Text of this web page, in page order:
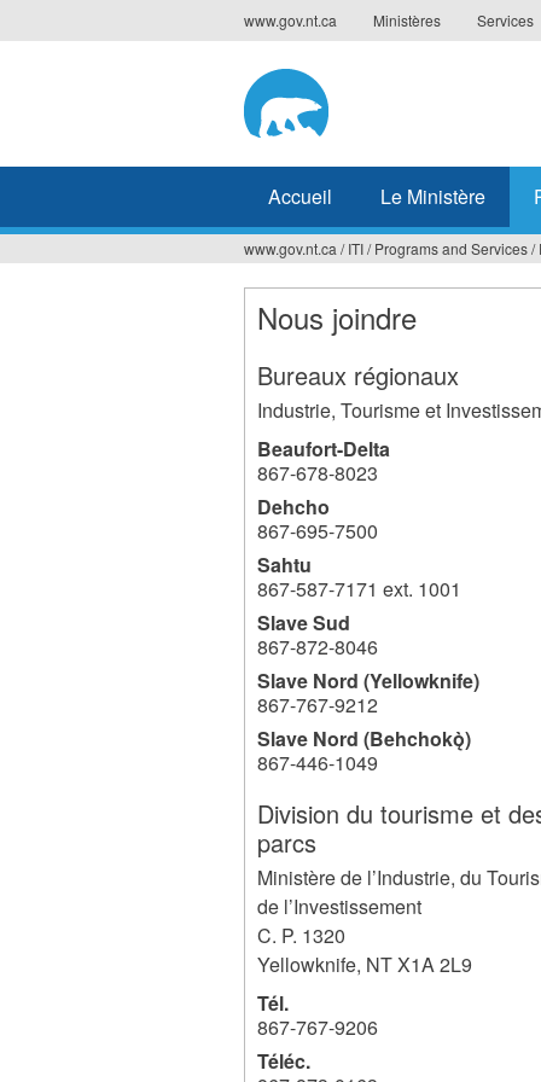
to
www.gov.nt.ca Ministères Services
Accueil Le Ministère
Vous
êtes
www.gov.nt.ca / ITI/ Programs and Services/
Nous joindre
Bureaux régionaux
Industrie, Tourisme et
Beaufort-Delta
867-678-8023
Dehcho
867-695-7500
Sahtu
867-587-7171 ext. 1001
Slave Sud
867-872-8046
Slave Nord (Yellowknife)
867-767-9212
Slave Nord (Behchokǫ̀)
867-446-1049
Division du tourisme et
parcs
Ministère de l’Industrie, du
de l’Investissement
C. P. 1320
Yellowknife, NTX1A 2L9
Tél.
867-767-9206
Téléc.